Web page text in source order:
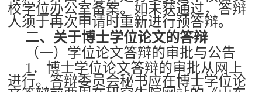
校学位办公室备案。如未获通过，答辩
人须于再次申请时重新进行预答辩。
二、关于博士学位论文的答辩
（一）学位论文答辩的审批与公告
1．博士学位论文答辩的审批从网上
进行。答辩委员会秘书应在博士学位论